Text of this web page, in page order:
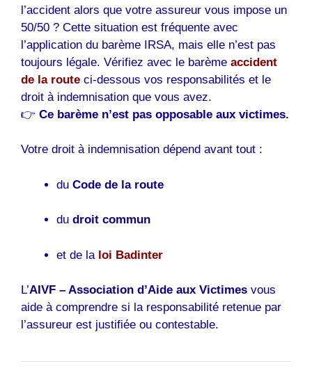
l’accident alors que votre assureur vous impose un
50/50 ? Cette situation est fréquente avec
l’application du barème IRSA, mais elle n’est pas
toujours légale. Vérifiez avec le barème accident
de la route ci-dessous vos responsabilités et le
droit à indemnisation que vous avez.
👉 Ce barème n’est pas opposable aux victimes.
Votre droit à indemnisation dépend avant tout :
du Code de la route
du droit commun
et de la loi Badinter
L’AIVF – Association d’Aide aux Victimes vous
aide à comprendre si la responsabilité retenue par
l’assureur est justifiée ou contestable.